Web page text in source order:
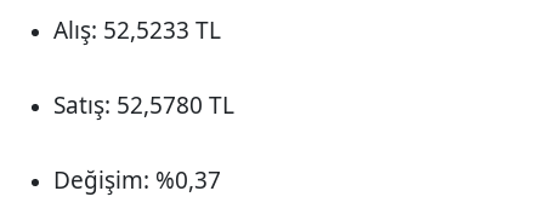
Alış: 52,5233 TL
Satış: 52,5780 TL
Değişim: %0,37